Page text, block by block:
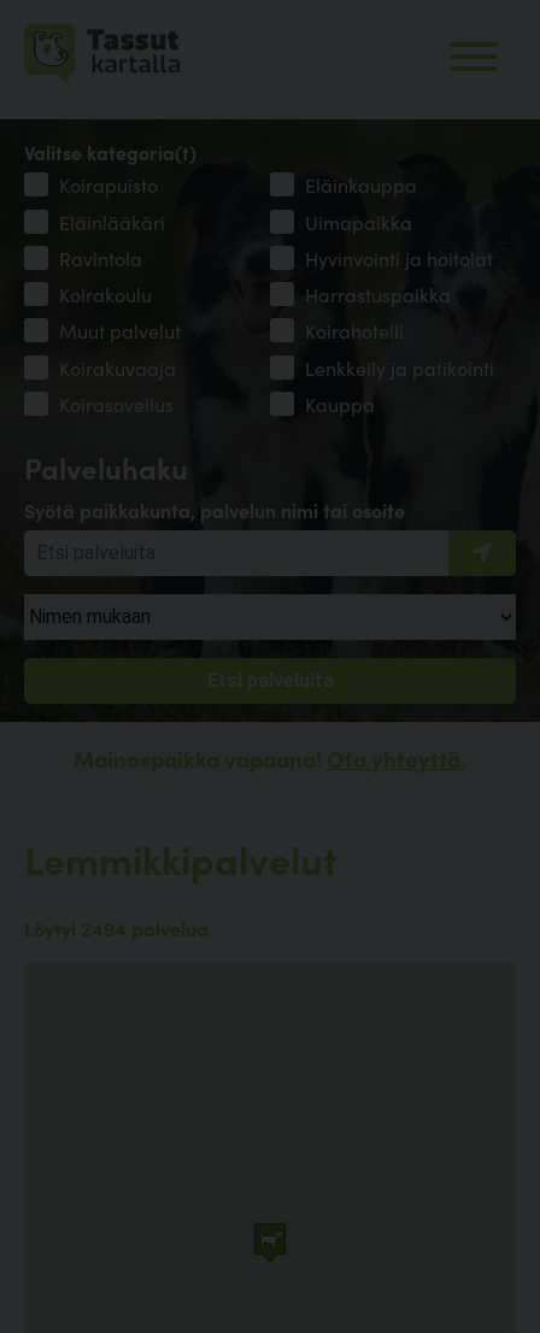
Palveluhaku
Syötä paikkakunta, palvelun nimi tai osoite
Valitse kategoria(t)
Koirapuisto
Eläinkauppa
Eläinlääkäri
Uimapaikka
Ravintola
Hyvinvointi ja hoitolat
Koirakoulu
Harrastuspaikka
Muut palvelut
Koirahotelli
Koirakuvaaja
Lenkkeily ja patikointi
Koirasovellus
Kauppa
Mainospaikka vapaana! Ota yhteyttä.
Lemmikkipalvelut
Löytyi 2494 palvelua